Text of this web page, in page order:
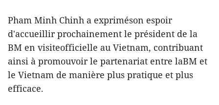
Pham Minh Chinh a expriméson espoir
d'accueillir prochainement le président de la
BM en visiteofficielle au Vietnam, contribuant
ainsi à promouvoir le partenariat entre laBM et
le Vietnam de manière plus pratique et plus
efficace.